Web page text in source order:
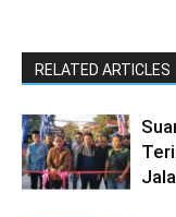
RELATED ARTICLES